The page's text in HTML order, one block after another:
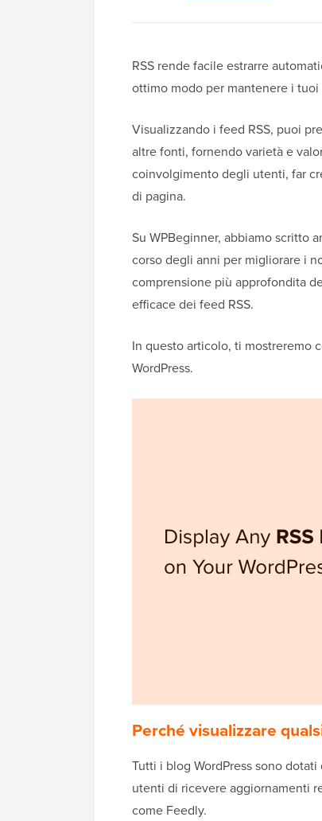
RSS rende facile estrarre
ottimo modo per mantenere i
Visualizzando i feed RSS, puoi
altre fonti, fornendo varietà e
coinvolgimento degli utenti, far
di pagina.
Su WPBeginner, abbiamo scritto
corso degli anni per migliorare i
comprensione più approfondita
efficace dei feed RSS.
In questo articolo, ti mostreremo
WordPress.
Perché visualizzare
Tutti i blog WordPress sono
utenti di ricevere aggiornamenti
come Feedly.